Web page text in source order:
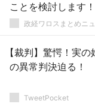
ことを検討します
ｗｗｗｗｗｗｗｗ
政経ワロスまとめニ
【裁判】驚愕！実
の異常判決迫る！
TweetPocket